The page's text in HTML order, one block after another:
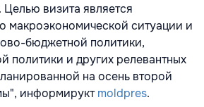
визита является
макроэкономической ситуации и
бюджетной политики,
политики и других релевантных
на осень второй
информируктmoldpres.